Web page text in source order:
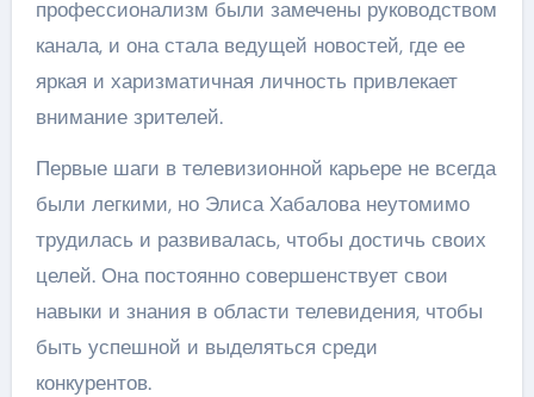
профессионализм были замечены руководством
канала, и она стала ведущей новостей, где ее
яркая и харизматичная личность привлекает
внимание зрителей.
Первые шаги в телевизионной карьере не всегда
были легкими, но Элиса Хабалова неутомимо
трудилась и развивалась, чтобы достичь своих
целей. Она постоянно совершенствует свои
навыки и знания в области телевидения, чтобы
быть успешной и выделяться среди
конкурентов.